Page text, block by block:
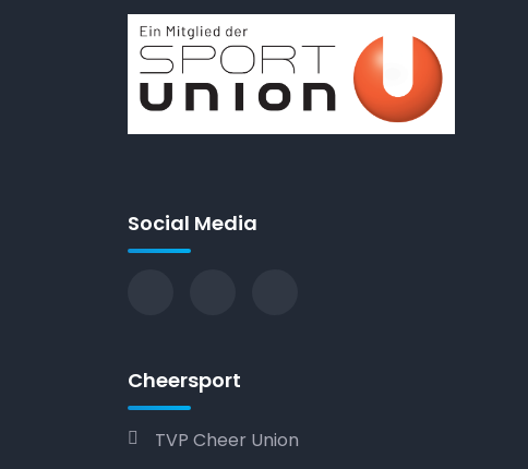
Social Media
Cheersport
TVP Cheer Union